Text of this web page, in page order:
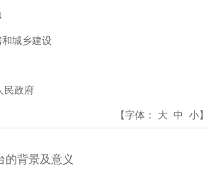
城乡建设
民政府
【字体： 大 中 小】
的背景及意义